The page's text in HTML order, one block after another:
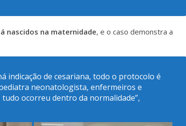
nascidos na maternidade, e o caso demonstra a
indicação de cesariana, todo o protocolo é
neonatologista, enfermeiros e
tudo ocorreu dentro da normalidade”,